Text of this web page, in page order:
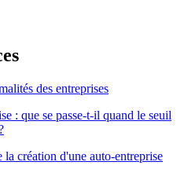
des entreprises
: que se passe-t-il quand le seuil
la création d'une auto-entreprise